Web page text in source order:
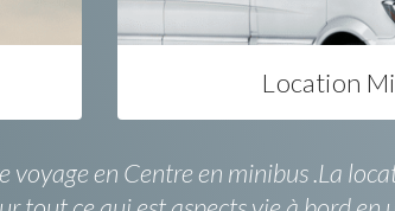
Location
en Centre en minibus .La